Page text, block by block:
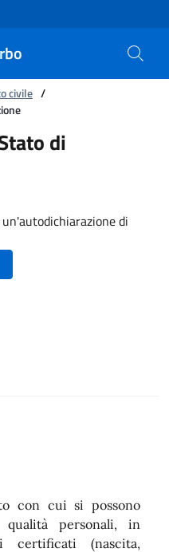
civile /
Disoccupazione
di
di
con cui si possono
personali, in
certificati (nascita,